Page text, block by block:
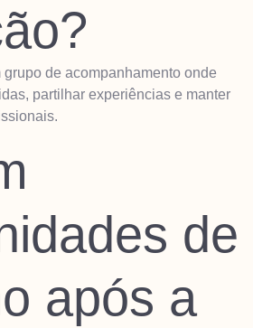
grupo de acompanhamento onde
partilhar experiências e manter
de
após a